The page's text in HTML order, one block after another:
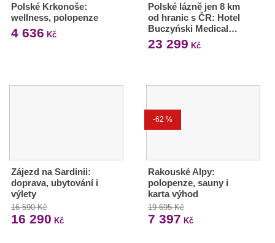
Polské Krkonoše:
wellness, polopenze
4 636 Kč
Polské lázně jen 8 km
od hranic s ČR: Hotel
Buczyński Medical…
23 299 Kč
Zájezd na Sardinii:
doprava, ubytování i
výlety
16 590 Kč
16 290 Kč
-62 %
Rakouské Alpy:
polopenze, sauny i
karta výhod
19 695 Kč
7 397 Kč